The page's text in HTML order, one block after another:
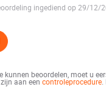
ingediend op 29/12/
beoordelen, moet u
aan een controleprocedure